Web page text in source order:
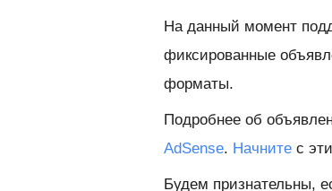
На данный момент
фиксированные
форматы.
Подробнее об
AdSense. Начните с
Будем признательны,